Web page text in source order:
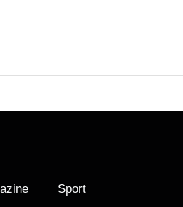
Sport